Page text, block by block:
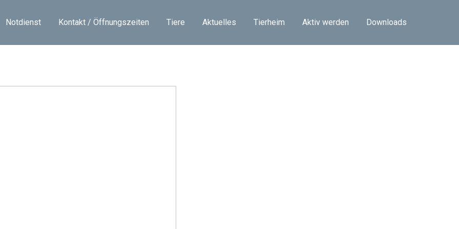
Notdienst Kontakt / Öffnungszeiten Tiere Aktuelles Tierheim Aktiv werden Downloads